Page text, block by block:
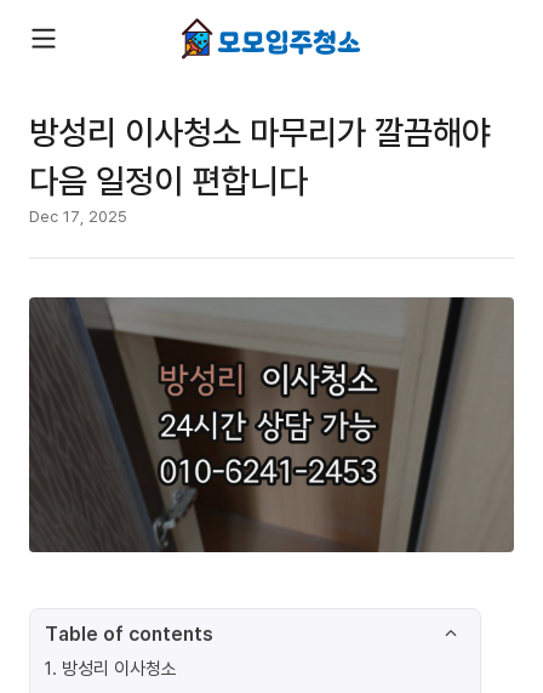
방성리 이사청소 마무리가 깔끔해야
다음 일정이 편합니다
Dec 17, 2025
Table of contents
1. 방성리 이사청소